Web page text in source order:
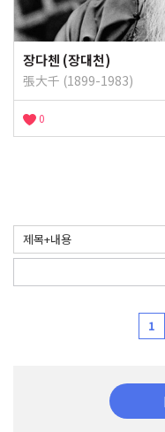
장다첸 (장대천)
張大千 (1899-1983)
0
1